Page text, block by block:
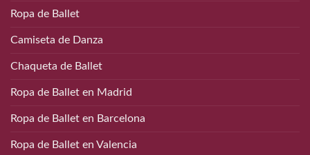
Ropa de Ballet
Camiseta de Danza
Chaqueta de Ballet
Ropa de Ballet en Madrid
Ropa de Ballet en Barcelona
Ropa de Ballet en Valencia